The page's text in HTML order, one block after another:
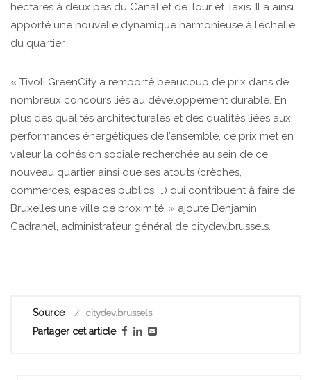
hectares à deux pas du Canal et de Tour et Taxis. Il a ainsi
apporté une nouvelle dynamique harmonieuse à l’échelle
du quartier.
« Tivoli GreenCity a remporté beaucoup de prix dans de
nombreux concours liés au développement durable. En
plus des qualités architecturales et des qualités liées aux
performances énergétiques de l’ensemble, ce prix met en
valeur la cohésion sociale recherchée au sein de ce
nouveau quartier ainsi que ses atouts (crèches,
commerces, espaces publics, …) qui contribuent à faire de
Bruxelles une ville de proximité. » ajoute Benjamin
Cadranel, administrateur général de citydev.brussels.
Source citydev.brussels
Partager cet article